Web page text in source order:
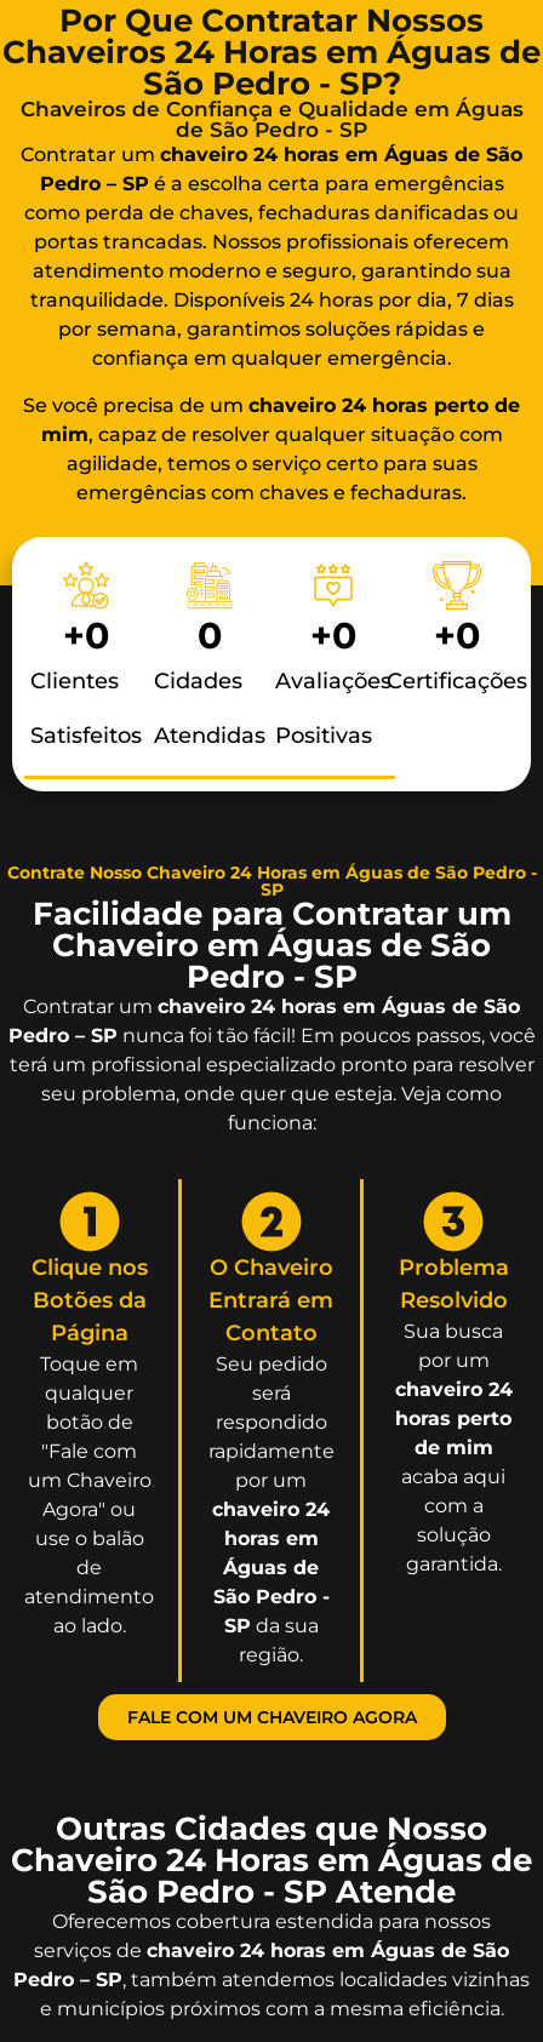
Por Que Contratar Nossos
Chaveiros 24 Horas em Águas de
São Pedro - SP?
Chaveiros de Confiança e Qualidade em Águas
de São Pedro - SP
Contratar um chaveiro 24 horas em Águas de São
Pedro – SP é a escolha certa para emergências
como perda de chaves, fechaduras danificadas ou
portas trancadas. Nossos profissionais oferecem
atendimento moderno e seguro, garantindo sua
tranquilidade. Disponíveis 24 horas por dia, 7 dias
por semana, garantimos soluções rápidas e
confiança em qualquer emergência.
Se você precisa de um chaveiro 24 horas perto de
mim, capaz de resolver qualquer situação com
agilidade, temos o serviço certo para suas
emergências com chaves e fechaduras.
Clientes
Satisfeitos
+0
Cidades
Atendidas
0
Avaliações
Positivas
+0
Certificações
+0
Contrate Nosso Chaveiro 24 Horas em Águas de São Pedro -
SP
Facilidade para Contratar um
Chaveiro em Águas de São
Pedro - SP
Contratar um chaveiro 24 horas em Águas de São
Pedro – SP nunca foi tão fácil! Em poucos passos, você
terá um profissional especializado pronto para resolver
seu problema, onde quer que esteja. Veja como
funciona:
Clique nos
Botões da
Página
Toque em
qualquer
botão de
"Fale com
um Chaveiro
Agora" ou
use o balão
de
atendimento
ao lado.
O Chaveiro
Entrará em
Contato
Seu pedido
será
respondido
rapidamente
por um
chaveiro 24
horas em
Águas de
São Pedro -
SP da sua
região.
Problema
Resolvido
Sua busca
por um
chaveiro 24
horas perto
de mim
acaba aqui
com a
solução
garantida.
FALE COM UM CHAVEIRO AGORA
Outras Cidades que Nosso
Chaveiro 24 Horas em Águas de
São Pedro - SP Atende
Oferecemos cobertura estendida para nossos
serviços de chaveiro 24 horas em Águas de São
Pedro – SP, também atendemos localidades vizinhas
e municípios próximos com a mesma eficiência.